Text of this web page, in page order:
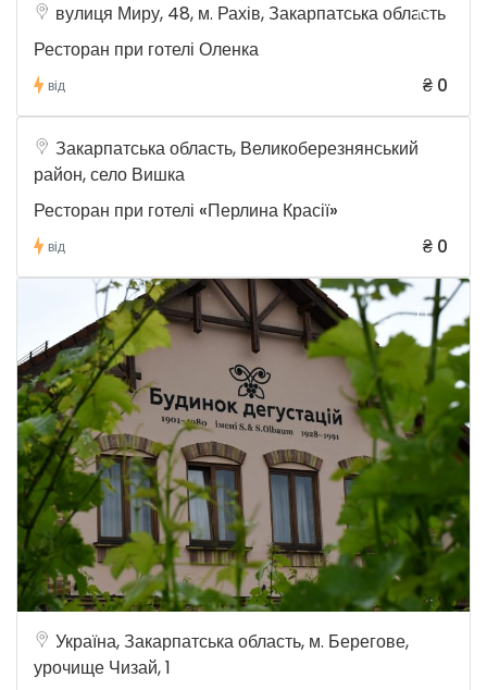
вулиця Миру, 48, м. Рахів, Закарпатська область
Ресторан при готелі Оленка
від ₴ 0
Закарпатська область, Великоберезнянський
район, село Вишка
Ресторан при готелі «Перлина Красії»
від ₴ 0
Україна, Закарпатська область, м. Берегове,
урочище Чизай, 1